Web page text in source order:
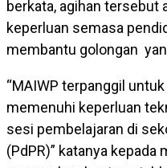
berkata, agihan tersebut
keperluan semasa
membantu golongan
“MAIWP terpanggil
memenuhi keperluan
sesi pembelajaran di
(PdPR)” katanya